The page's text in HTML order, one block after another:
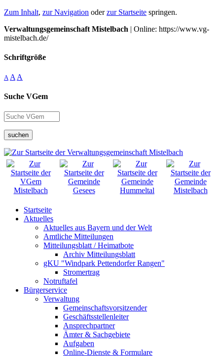
Zum Inhalt, zur Navigation oderzur Startseite springen.
Verwaltungsgemeinschaft Mistelbach | Online: https://www.vg-
mistelbach.de/
Schriftgröße
A A A
Suche VGem
suchen
Startseite
Aktuelles
Aktuelles aus Bayern und der Welt
Amtliche Mitteilungen
Mitteilungsblatt / Heimatbote
Archiv Mitteilungsblatt
gKU "Windpark Pettendorfer Rangen"
Stromertrag
Notruftafel
Bürgerservice
Verwaltung
Gemeinschaftsvorsitzender
Geschäftsstellenleiter
Ansprechpartner
Ämter & Sachgebiete
Aufgaben
Online-Dienste & Formulare